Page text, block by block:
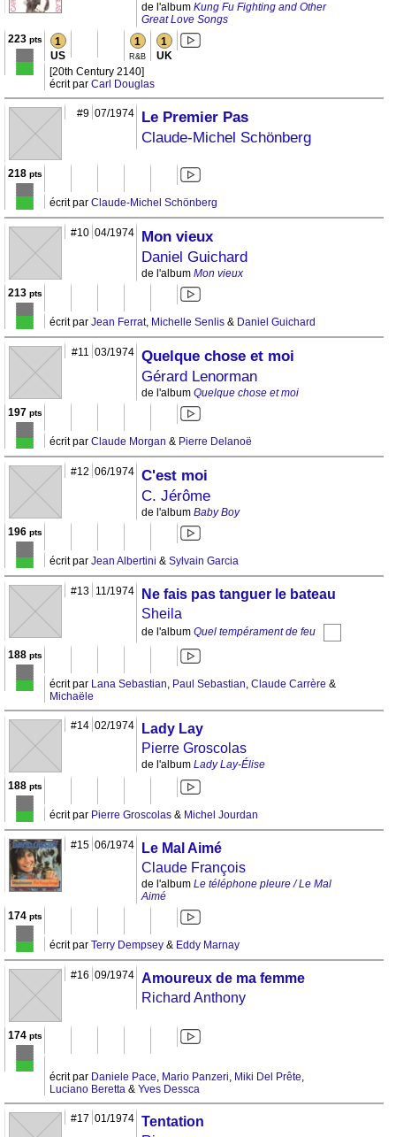
de l'album Kung Fu Fighting and Other
Great Love Songs
223pts 1
US
1
R&B
1
UK
[20th Century 2140]
écrit par Carl Douglas
#9 07/1974
Le Premier Pas
Claude-Michel Schönberg
218pts
écrit par Claude-Michel Schönberg
#10 04/1974
Mon vieux
Daniel Guichard
de l'album Mon vieux
213pts
écrit par Jean Ferrat, Michelle Senlis & Daniel Guichard
#11 03/1974 Quelque chose et moi
Gérard Lenorman
de l'album Quelque chose et moi
197 pts
écrit par Claude Morgan & Pierre Delanoë
#12 06/1974 C'est moi
C. Jérôme
de l'album Baby Boy
196pts
écrit par Jean Albertini & Sylvain Garcia
#13 11/1974
Ne fais pas tanguer le bateau
Sheila
de l'album Quel tempérament de feu
188pts
écrit par Lana Sebastian, Paul Sebastian, Claude Carrère &
Michaële
#14 02/1974
Lady Lay
Pierre Groscolas
de l'album Lady Lay-Élise
188pts
écrit par Pierre Groscolas & Michel Jourdan
#15 06/1974
Le Mal Aimé
Claude François
de l'album Le téléphone pleure / Le Mal
Aimé
174pts
écrit par Terry Dempsey & Eddy Marnay
#16 09/1974 Amoureux de ma femme
Richard Anthony
174pts
écrit par Daniele Pace, Mario Panzeri, Miki Del Prête,
Luciano Beretta & Yves Dessca
#17 01/1974 Tentation